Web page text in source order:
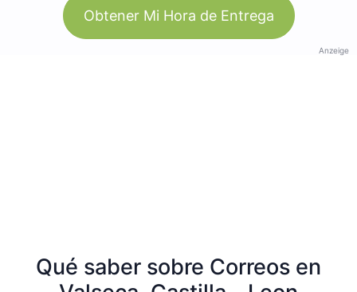
Obtener Mi Hora de Entrega
Anzeige
Qué saber sobre Correos en